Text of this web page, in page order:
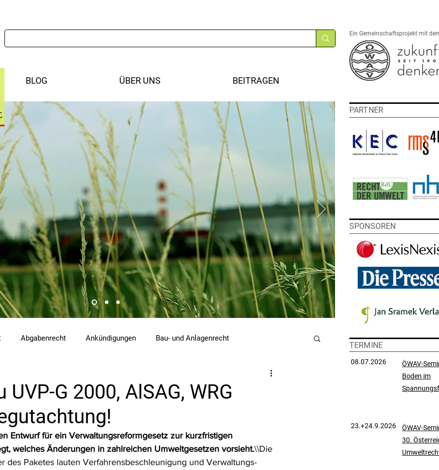
BLOG ÜBER UNS BEITRAGEN
Ein Gemeinschaftsprojekt mit
Abgabenrecht Ankündigungen Bau- und Anlagenrecht
Raumordnungs- und Planungsrecht
Tierschutzrecht Umweltinformationen
UVP-G 2000, AlSAG, WRG
Entwurf für ein Verwaltungsreformgesetz zur kurzfristigen
welches Änderungen in zahlreichen Umweltgesetzen vorsieht.\\Die
des Paketes lauten Verfahrensbeschleunigung und Verwaltungs-
08.07.2026
ÖWAV-
Boden im
23.+24.9.2026
ÖWAV-
30.
PARTNER
TERMINE
SPONSOREN